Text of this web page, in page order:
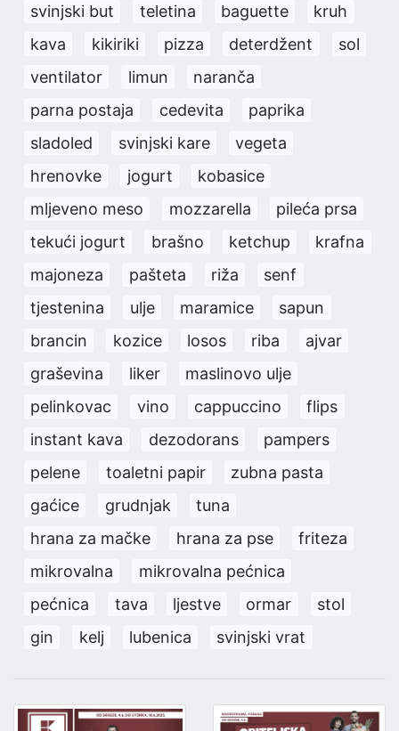
svinjski but
teletina baguette
kruh
kava
kikiriki pizza deterdžent
sol
ventilator
limun
naranča
parna postaja
cedevita
paprika
sladoled
svinjski kare
vegeta
hrenovke
jogurt
kobasice
mljeveno meso
mozzarella
pileća prsa
tekući jogurt
brašno ketchup
krafna
majoneza
pašteta riža
senf
tjestenina
ulje maramice
sapun
brancin
kozice losos riba
ajvar
graševina
liker
maslinovo ulje
pelinkovac
vino cappuccino
flips
instant kava
dezodorans
pampers
pelene
toaletni papir
zubna pasta
gaćice
grudnjak
tuna
hrana za mačke
hrana za pse
friteza
mikrovalna
mikrovalna pećnica
pećnica
tava ljestve ormar
stol
gin
kelj lubenica svinjski vrat